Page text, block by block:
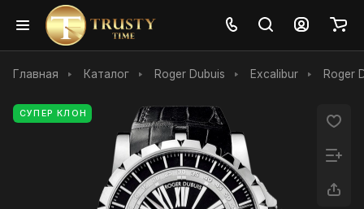
Главная Каталог Roger Dubuis Excalibur Roger
СУПЕР КЛОН